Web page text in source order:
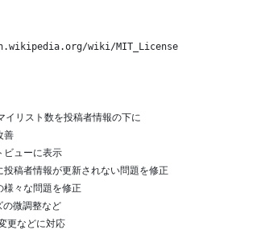
wiki/MIT_License
スト数を投稿者情報の下に
善
ューに表示
者情報が更新されない問題を修正
な問題を修正
微調整など
などに対応